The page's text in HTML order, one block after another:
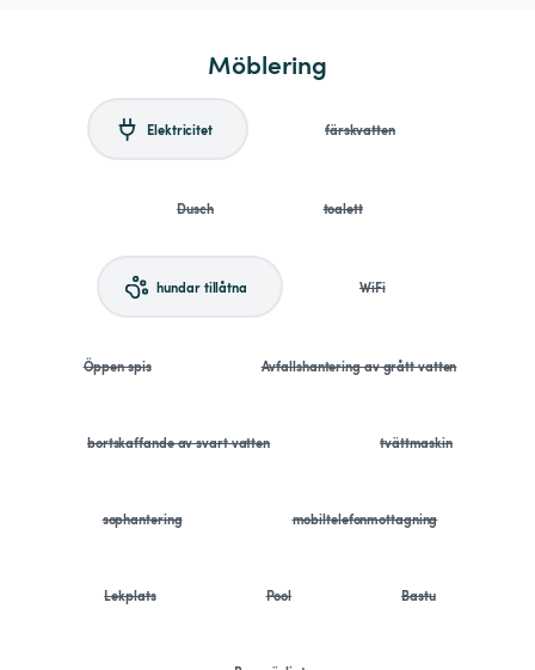
Möblering
Elektricitet färskvatten
Dusch toalett
hundar tillåtna WiFi
Öppen spis Avfallshantering av grått vatten
bortskaffande av svart vatten tvättmaskin
sophantering mobiltelefonmottagning
Lekplats Pool Bastu